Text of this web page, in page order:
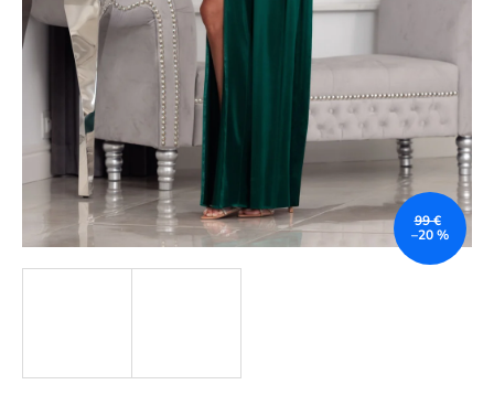
99 €
–20 %
e
n
ť